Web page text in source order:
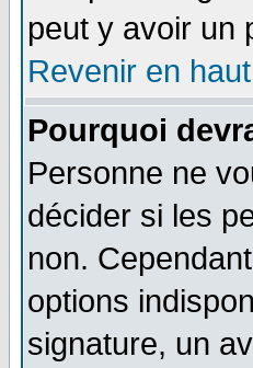
peut y avoir un
Revenir en haut
Pourquoi
Personne ne
décider si les
non.
options
signature, un